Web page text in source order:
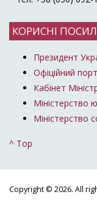
КОРИСНІ
Президент
Офіційний
Кабінет
Міністерство
Міністерство
^ Top
Copyright © 2026. All